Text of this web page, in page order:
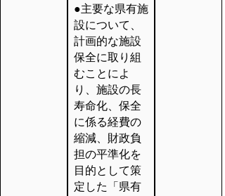
●主要な県有施
設について、
計画的な施設
保全に取り組
むことによ
り、施設の長
寿命化、保全
に係る経費の
縮減、財政負
担の平準化を
目的として策
定した「県有